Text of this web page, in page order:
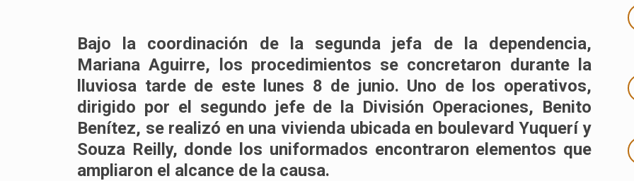
Bajo la coordinación de la segunda jefa de la dependencia,
Mariana Aguirre, los procedimientos se concretaron durante la
lluviosa tarde de este lunes 8 de junio. Uno de los operativos,
dirigido por el segundo jefe de la División Operaciones, Benito
Benítez, se realizó en una vivienda ubicada en boulevard Yuquerí y
Souza Reilly, donde los uniformados encontraron elementos que
ampliaron el alcance de la causa.